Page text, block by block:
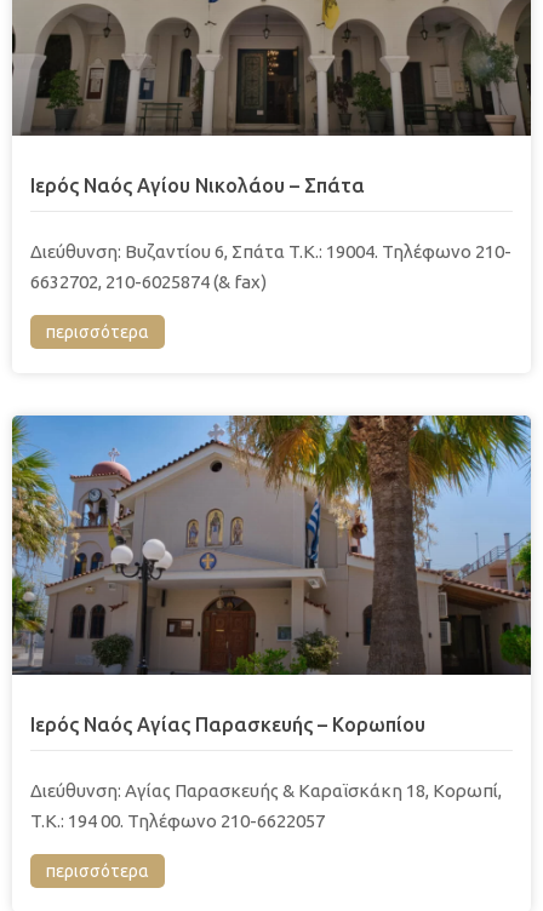
Ιερός Ναός Αγίου Νικολάου – Σπάτα
Διεύθυνση: Βυζαντίου 6, Σπάτα T.K.: 19004. Τηλέφωνο 210-
6632702, 210-6025874 (& fax)
περισσότερα
Ιερός Ναός Αγίας Παρασκευής – Κορωπίου
Διεύθυνση: Αγίας Παρασκευής & Καραϊσκάκη 18, Κορωπί,
T.K.: 194 00. Τηλέφωνο 210-6622057
περισσότερα